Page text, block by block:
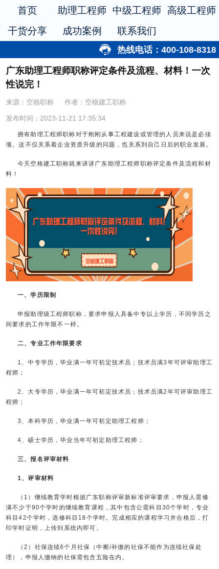
首页 助理工程师 中级工程师 高级工程师
干货分享
成功案例 联系我们
热线电话：400-108-8318
广东助理工程师职称评定条件及流程、材料！一次
性说完！
来源：空格职称 作者：空格建工职称
发布时间：2023-11-21 17:35:34
拥有助理工程师职称对于刚刚从事工程建设或管理的人员来说是必须
项。这不仅关系着企业资质升级的问题，也关系到自己日后的职业发展。
今天空格建工职称就来讲讲广东助理工程师职称评定条件及流程和材
料！
一、学历限制
申报助理级工程师职称，要求申报人具备中专以上学历，不同学历之
间要求的工作年限不一样。
二、专业工作年限要求
1、中专学历，毕业满一年可初定技术员；技术员满3年可评审助理工
程师；
2、大专学历，毕业满一年可初定技术员；技术员满2年可评审助理工
程师；
3、本科学历，毕业满一年可初定助理工程师；
4、硕士学历，毕业当年可初定助理工程师；
三、报名评审材料
1、评审材料
（1）继续教育学时根据广东职称评审新标准评审要求，申报人需修
满不少于90个学时的继续教育课程，其中包含公需科目30个学时，专业
科目42个学时，选修科目18个学时。完成相应的课程学习并合格后，打
印学时证明，上传到系统内即可。
（2）社保连续6个月社保（中断/补缴的社保不能作为连续社保处
理），申报人缴纳的社保需包含五险在内。